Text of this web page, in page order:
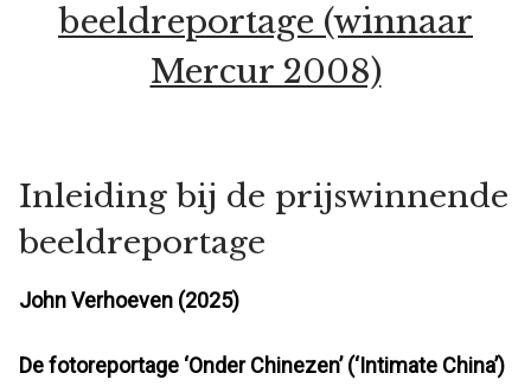
beeldreportage (winnaar
Mercur 2008)
Inleiding bij de prijswinnende
beeldreportage
John Verhoeven (2025)
De fotoreportage ‘Onder Chinezen’ (‘Intimate China’)